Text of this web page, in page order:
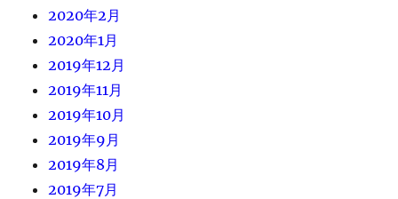
2020年2月
2020年1月
2019年12月
2019年11月
2019年10月
2019年9月
2019年8月
2019年7月